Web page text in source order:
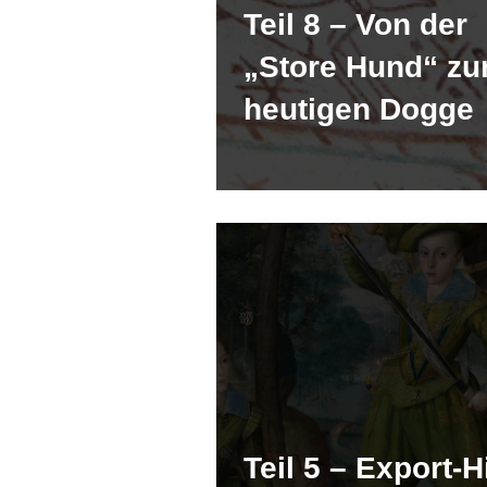
Teil 8 – Von der
„Store Hund“
heutigen Dogge
Teil 5 –